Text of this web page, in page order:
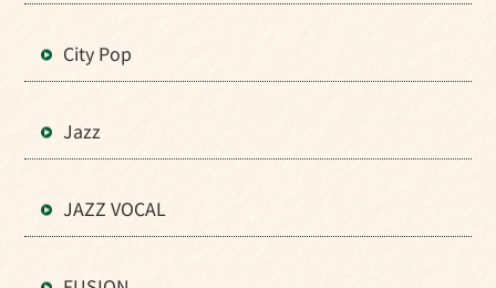
City Pop
Jazz
JAZZ VOCAL